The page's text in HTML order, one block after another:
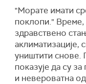
"Морате имати
поклопи." Време,
здравствено
аклиматизације,
уништити снове.
показује да су
и невероватна